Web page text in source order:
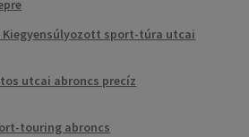
Kiegyensúlyozott sport-túra utcai
utcai abroncs precíz
touring abroncs